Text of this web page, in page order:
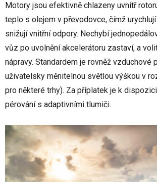
Motory jsou efektivně chlazeny uvnitř
teplo s olejem v převodovce, čímž
snižují vnitřní odpory. Nechybí
vůz po uvolnění akcelerátoru zastaví, a
nápravy. Standardem je rovněž vzduchové
uživatelsky měnitelnou světlou výškou v
pro některé trhy). Za příplatek je k
pérování s adaptivními tlumiči.